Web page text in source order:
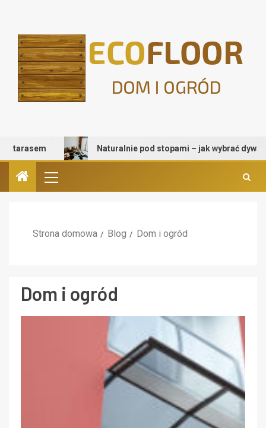
Naturalnie pod stopami – jak wybrać dywan przyjazny dla
Strona domowa Blog Dom i ogród
Dom i ogród